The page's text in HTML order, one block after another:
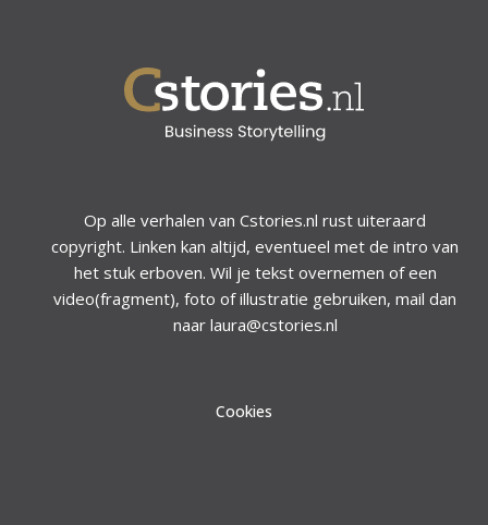
Op alle verhalen van Cstories.nl rust uiteraard
copyright. Linken kan altijd, eventueel met de intro van
het stuk erboven. Wil je tekst overnemen of een
video(fragment), foto of illustratie gebruiken, mail dan
naar laura@cstories.nl
Cookies